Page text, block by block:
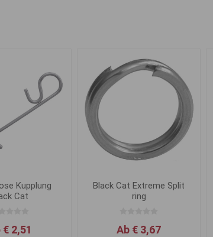
Kupplung
Cat
€ 2,51
Black Cat Extreme Split
ring
Ab € 3,67